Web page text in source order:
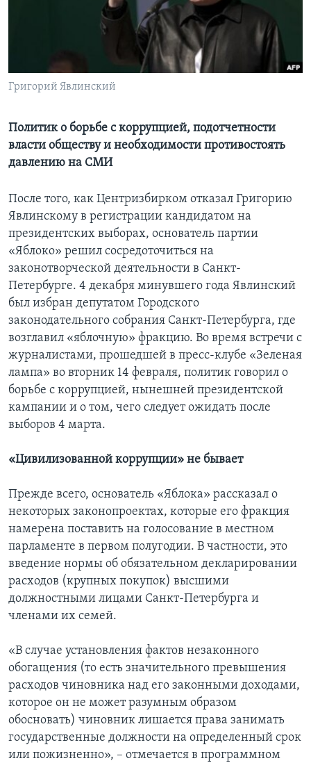
СОЦИАЛЬНЫЕ СЕТИ
Языки
Григорий Явлинский
Политик о борьбе с коррупцией, подотчетности
власти обществу и необходимости противостоять
давлению на СМИ
После того, как Центризбирком отказал Григорию
Явлинскому в регистрации кандидатом на
президентских выборах, основатель партии
«Яблоко» решил сосредоточиться на
законотворческой деятельности в Санкт-
Петербурге. 4 декабря минувшего года Явлинский
был избран депутатом Городского
законодательного собрания Санкт-Петербурга, где
возглавил «яблочную» фракцию. Во время встречи с
журналистами, прошедшей в пресс-клубе «Зеленая
лампа» во вторник 14 февраля, политик говорил о
борьбе с коррупцией, нынешней президентской
кампании и о том, чего следует ожидать после
выборов 4 марта.
«Цивилизованной коррупции» не бывает
Прежде всего, основатель «Яблока» рассказал о
некоторых законопроектах, которые его фракция
намерена поставить на голосование в местном
парламенте в первом полугодии. В частности, это
введение нормы об обязательном декларировании
расходов (крупных покупок) высшими
должностными лицами Санкт-Петербурга и
членами их семей.
«В случае установления фактов незаконного
обогащения (то есть значительного превышения
расходов чиновника над его законными доходами,
которое он не может разумным образом
обосновать) чиновник лишается права занимать
государственные должности на определенный срок
или пожизненно», – отмечается в программном